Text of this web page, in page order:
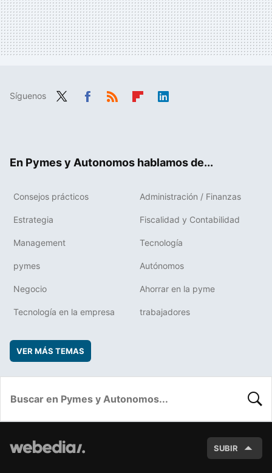
Síguenos
En Pymes y Autonomos hablamos de...
Consejos prácticos Administración / Finanzas
Estrategia Fiscalidad y Contabilidad
Management Tecnología
pymes Autónomos
Negocio Ahorrar en la pyme
Tecnología en la empresa trabajadores
VER MÁS TEMAS
SUBIR